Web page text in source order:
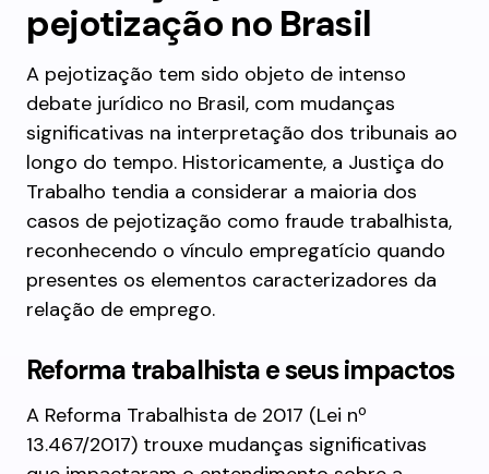
pejotização no Brasil
A pejotização tem sido objeto de intenso
debate jurídico no Brasil, com mudanças
significativas na interpretação dos tribunais ao
longo do tempo. Historicamente, a Justiça do
Trabalho tendia a considerar a maioria dos
casos de pejotização como fraude trabalhista,
reconhecendo o vínculo empregatício quando
presentes os elementos caracterizadores da
relação de emprego.
Reforma trabalhista e seus impactos
A Reforma Trabalhista de 2017 (Lei nº
13.467/2017) trouxe mudanças significativas